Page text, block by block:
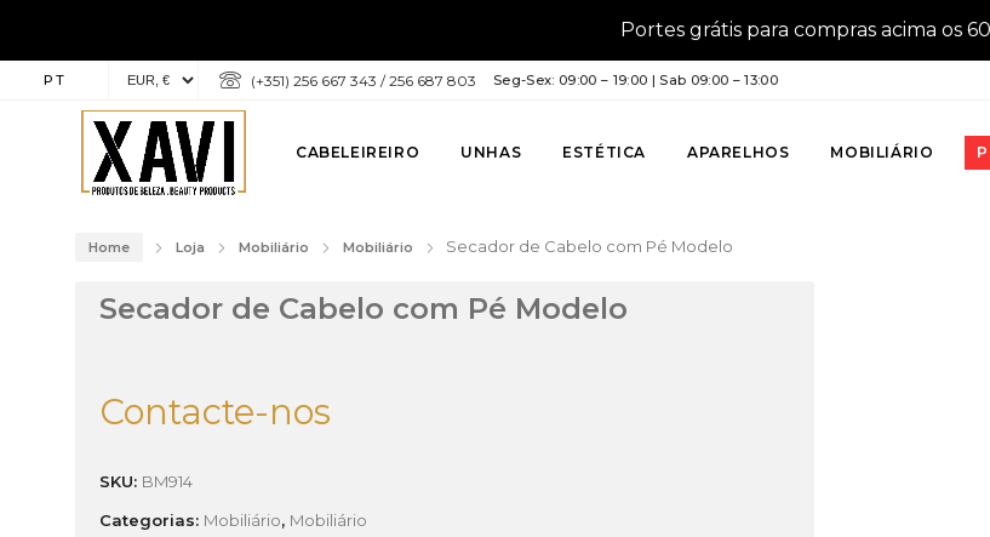
Portes grátis para compras acima os
PT (+351) 256 667 343 / 256 687 803 Seg-Sex: 09:00 – 19:00 | Sab 09:00 – 13:00
CABELEIREIRO UNHAS ESTÉTICA APARELHOS MOBILIÁRIO
Home Loja Mobiliário Mobiliário Secador de Cabelo com Pé Modelo
Secador de Cabelo com Pé Modelo
Contacte-nos
SKU: BM914
Categorias: Mobiliário, Mobiliário